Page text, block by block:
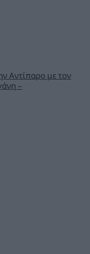
Αντίπαρο με τον
–